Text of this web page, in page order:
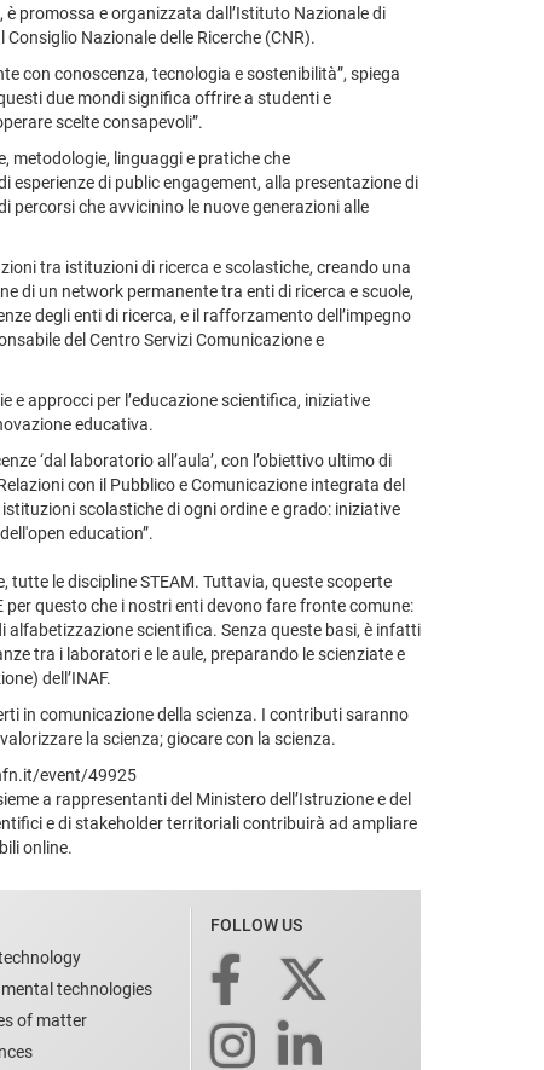
promossa e organizzata dall’Istituto Nazionale di
Nazionale delle Ricerche (CNR).
con conoscenza, tecnologia e sostenibilità”, spiega
due mondi significa offrire a studenti e
scelte consapevoli”.
metodologie, linguaggi e pratiche che
di public engagement, alla presentazione di
che avvicinino le nuove generazioni alle
tra istituzioni di ricerca e scolastiche, creando una
di un network permanente tra enti di ricerca e scuole,
degli enti di ricerca, e il rafforzamento dell’impegno
del Centro Servizi Comunicazione e
approcci per l’educazione scientifica, iniziative
educativa.
‘dal laboratorio all’aula’, con l’obiettivo ultimo di
con il Pubblico e Comunicazione integrata del
scolastiche di ogni ordine e grado: iniziative
education”.
tutte le discipline STEAM. Tuttavia, queste scoperte
questo che i nostri enti devono fare fronte comune:
alfabetizzazione scientifica. Senza queste basi, è infatti
tra i laboratori e le aule, preparando le scienziate e
dell’INAF.
in comunicazione della scienza. I contributi saranno
la scienza; giocare con la scienza.
event/49925
a rappresentanti del Ministero dell’Istruzione e del
e di stakeholder territoriali contribuirà ad ampliare
online.
technologies
of matter
FOLLOW US